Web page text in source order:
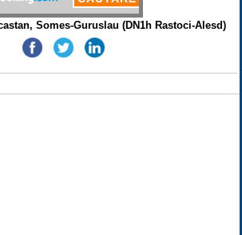
Somes-Guruslau (DN1h Rastoci-Alesd)